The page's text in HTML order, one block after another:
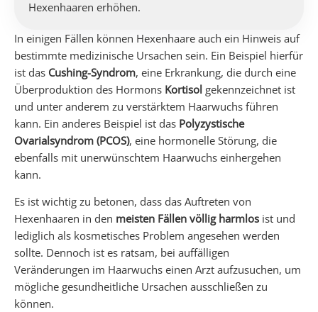
Hexenhaaren erhöhen.
In einigen Fällen können Hexenhaare auch ein Hinweis auf
bestimmte medizinische Ursachen sein. Ein Beispiel hierfür
ist das Cushing-Syndrom, eine Erkrankung, die durch eine
Überproduktion des Hormons Kortisol gekennzeichnet ist
und unter anderem zu verstärktem Haarwuchs führen
kann. Ein anderes Beispiel ist das Polyzystische
Ovarialsyndrom (PCOS), eine hormonelle Störung, die
ebenfalls mit unerwünschtem Haarwuchs einhergehen
kann.
Es ist wichtig zu betonen, dass das Auftreten von
Hexenhaaren in den meisten Fällen völlig harmlos ist und
lediglich als kosmetisches Problem angesehen werden
sollte. Dennoch ist es ratsam, bei auffälligen
Veränderungen im Haarwuchs einen Arzt aufzusuchen, um
mögliche gesundheitliche Ursachen ausschließen zu
können.